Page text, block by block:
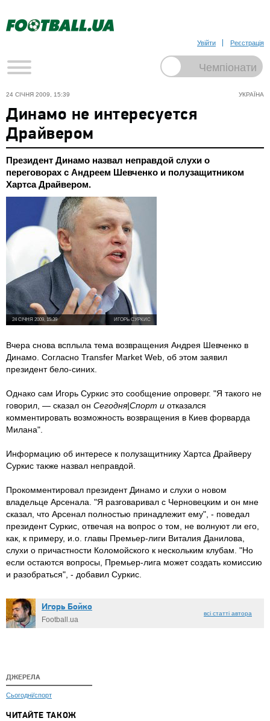
Увійти Реєстрація
УКРАЇНА
24 СІЧНЯ 2009, 15:39
Динамо не интересуется
Драйвером
Президент Динамо назвал неправдой слухи о
переговорах с Андреем Шевченко и полузащитником
Хартса Драйвером.
ИГОРЬ СУРКИС
24 СІЧНЯ 2009, 15:39
Вчера снова всплыла тема возвращения Андрея Шевченко в
Динамо. Согласно Transfer Market Web, об этом заявил
президент бело-синих.
Однако сам Игорь Суркис это сообщение опроверг. "Я такого не
говорил, — сказал он Сегодня|Спорт и отказался
комментировать возможность возвращения в Киев форварда
Милана".
Информацию об интересе к полузащитнику Хартса Драйверу
Суркис также назвал неправдой.
Прокомментировал президент Динамо и слухи о новом
владельце Арсенала. "Я разговаривал с Черновецким и он мне
сказал, что Арсенал полностью принадлежит ему", - поведал
президент Суркис, отвечая на вопрос о том, не волнуют ли его,
как, к примеру, и.о. главы Премьер-лиги Виталия Данилова,
слухи о причастности Коломойского к нескольким клубам. "Но
если остаются вопросы, Премьер-лига может создать комиссию
и разобраться", - добавил Суркис.
Игорь Бойко
Football.ua
всі статті автора
ДЖЕРЕЛА
Сьогодні/спорт
ЧИТАЙТЕ ТАКОЖ